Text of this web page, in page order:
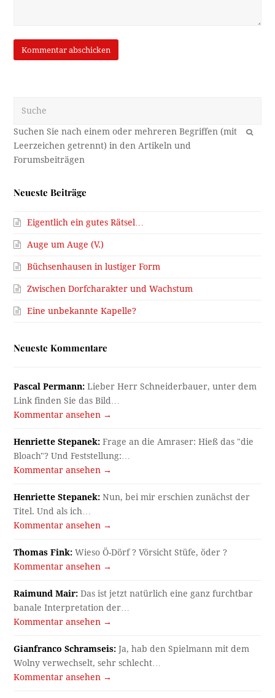
OK
Neueste Beiträge
Eigentlich ein gutes Rätsel…
Auge um Auge (V.)
Büchsenhausen in lustiger Form
Zwischen Dorfcharakter und Wachstum
Eine unbekannte Kapelle?
Neueste Kommentare
Pascal Permann: Lieber Herr Schneiderbauer, unter dem
Link finden Sie das Bild…
Kommentar ansehen →
Henriette Stepanek: Frage an die Amraser: Hieß das "die
Bloach"? Und Feststellung:…
Kommentar ansehen →
Henriette Stepanek: Nun, bei mir erschien zunächst der
Titel. Und als ich…
Kommentar ansehen →
Thomas Fink: Wieso Ö-Dörf ? Vörsicht Stüfe, öder ?
Kommentar ansehen →
Raimund Mair: Das ist jetzt natürlich eine ganz furchtbar
banale Interpretation der…
Kommentar ansehen →
Gianfranco Schramseis: Ja, hab den Spielmann mit dem
Wolny verwechselt, sehr schlecht…
Kommentar ansehen →